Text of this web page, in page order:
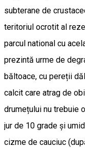
subterane de
teritoriul ocrotit al
parcul national cu
prezintă urme de
băltoace, cu pereții
calcit care atrag de
drumețului nu trebuie
jur de 10 grade și
cizme de cauciuc